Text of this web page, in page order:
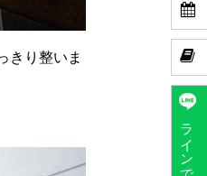


ラインで予約
きり整いま